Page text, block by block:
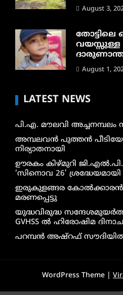
August 3,
തോട്ടിലെ
വയസ്സുള്ള
August 1,
LATEST NEWS
പി.എ. മൗലവി അച്ചനമ്പലം
അമ്പലവൻ പുത്തൻ
നിര്യാതനായി
ഊരകം കിഴ്മുറി
‘സിനൊവ 26’ ശ്രദ്ധേയമായി
ഇരുകുളങ്ങര കോൽക്കാരൻ
മരണപ്പെട്ടു
യുദ്ധവിരുദ്ധ
GVHSS ൽ ഹിരോഷിമ
പറമ്പൻ അഷ്‌റഫ് സൗദിയിൽ
WordPress Theme |